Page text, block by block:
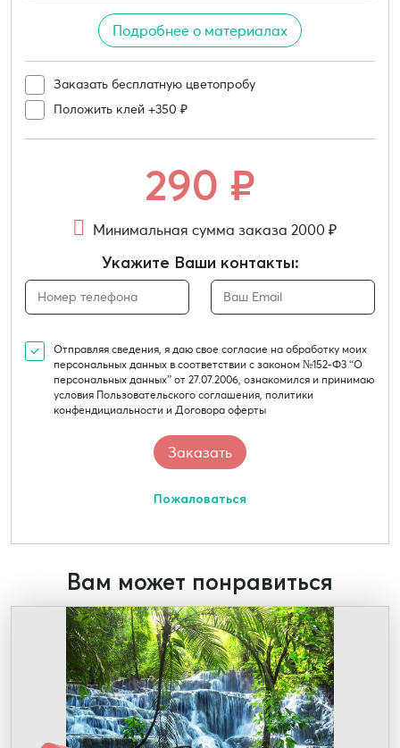
Подробнее о материалах
Заказать бесплатную цветопробу
Положить клей +350 ₽
290 ₽
Минимальная сумма заказа 2000 ₽
Укажите Ваши контакты:
Отправляя сведения, я даю свое согласие на обработку моих
персональных данных в соответствии с законом №152-Ф3 “О
персональных данных” от 27.07.2006, ознакомился и принимаю
условия Пользовательского соглашения, политики
конфендициальности и Договора оферты
Пожаловаться
Вам может понравиться